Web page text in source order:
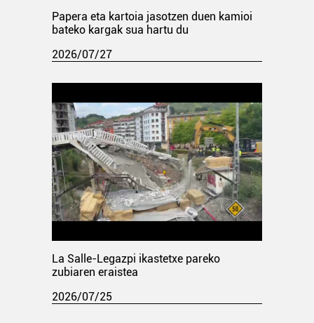
Papera eta kartoia jasotzen duen kamioi
bateko kargak sua hartu du
2026/07/27
La Salle-Legazpi ikastetxe pareko
zubiaren eraistea
2026/07/25